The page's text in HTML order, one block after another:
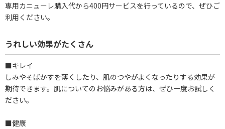
専用カニューレ購入代から400円サービスを行っているので、ぜひご
利用ください。
うれしい効果がたくさん
■キレイ
しみやそばかすを薄くしたり、肌のつやがよくなったりする効果が
期待できます。肌についてのお悩みがある方は、ぜひ一度お試しく
ださい。
■健康